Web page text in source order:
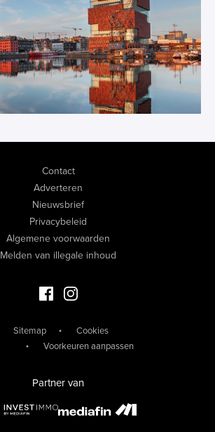
Contact
Adverteren
Nieuwsbrief
Privacybeleid
Algemene voorwaarden
Melden van illegale inhoud
Facebook Luxevastgoed
Instagram Luxevastgoed
Sitemap
Cookies
Voorkeuren aanpassen
Partner van